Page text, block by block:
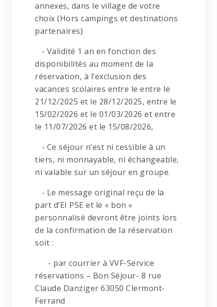
annexes, dans le village de votre
choix (Hors campings et destinations
partenaires)
- Validité 1 an en fonction des
disponibilités au moment de la
réservation, à l’exclusion des
vacances scolaires entre le entre le
21/12/2025 et le 28/12/2025, entre le
15/02/2026 et le 01/03/2026 et entre
le 11/07/2026 et le 15/08/2026,
- Ce séjour n’est ni cessible à un
tiers, ni monnayable, ni échangeable,
ni valable sur un séjour en groupe.
- Le message original reçu de la
part d’EI PSE et le « bon »
personnalisé devront être joints lors
de la confirmation de la réservation
soit :
- par courrier à VVF-Service
réservations – Bon Séjour- 8 rue
Claude Danziger 63050 Clermont-
Ferrand